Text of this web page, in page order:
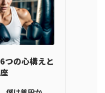
つの心構えと